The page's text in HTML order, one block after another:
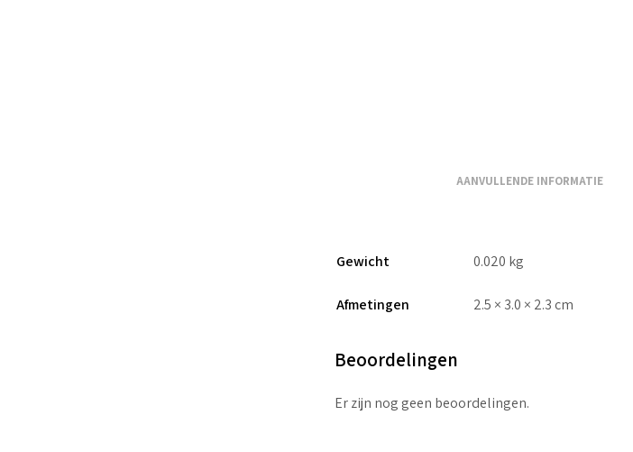
AANVULLENDE INFORMATIE
Gewicht 0.020 kg
Afmetingen 2.5 × 3.0 × 2.3 cm
Beoordelingen
Er zijn nog geen beoordelingen.